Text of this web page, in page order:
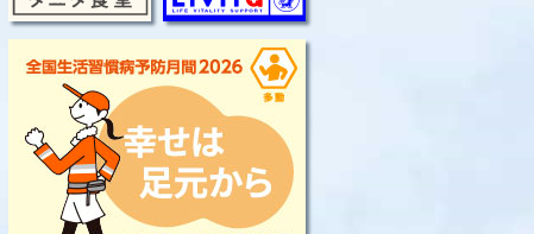
脳出血
大腸がん
骨粗鬆症